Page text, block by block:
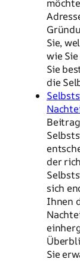
Sie,
wie
Sie
die
der
sich
Ihnen
Sie